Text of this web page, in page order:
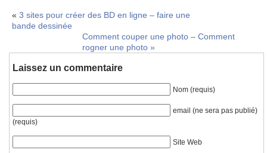
« 3 sites pour créer des BD en ligne – faire une
bande dessinée
Comment couper une photo – Comment
rogner une photo »
Laissez un commentaire
Nom (requis)
email (ne sera pas publié)
(requis)
Site Web